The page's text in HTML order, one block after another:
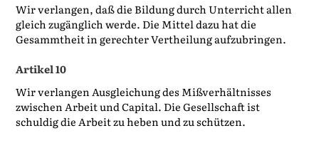
Wir verlangen, daß die Bildung durch Unterricht allen
gleich zugänglich werde. Die Mittel dazu hat die
Gesammtheit in gerechter Vertheilung aufzubringen.
Artikel 10
Wir verlangen Ausgleichung des Mißverhältnisses
zwischen Arbeit und Capital. Die Gesellschaft ist
schuldig die Arbeit zu heben und zu schützen.